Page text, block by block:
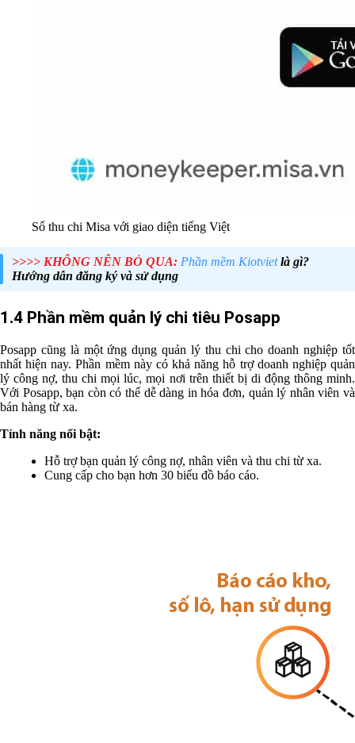
Sổ thu chi Misa với giao diện tiếng Việt
>>>> KHÔNG NÊN BỎ QUA: Phần mềm Kiotvietlà gì?
Hướng dẫn đăng ký và sử dụng
1.4 Phần mềm quản lý chi tiêu Posapp
Posapp cũng là một ứng dụng quản lý thu chi cho doanh nghiệp tốt
nhất hiện nay. Phần mềm này có khả năng hỗ trợ doanh nghiệp quản
lý công nợ, thu chi mọi lúc, mọi nơi trên thiết bị di động thông minh.
Với Posapp, bạn còn có thể dễ dàng in hóa đơn, quản lý nhân viên và
bán hàng từ xa.
Tính năng nổi bật:
Hỗ trợ bạn quản lý công nợ, nhân viên và thu chi từ xa.
Cung cấp cho bạn hơn 30 biểu đồ báo cáo.